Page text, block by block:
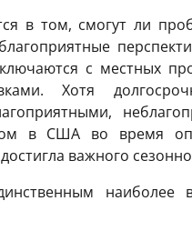
в том, смогут ли
с местных
Хотя
в США во время
важного
наиболее